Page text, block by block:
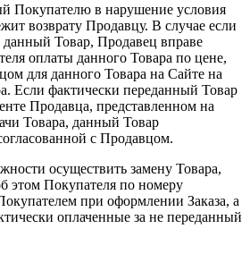
Покупателю в нарушение условия
возврату Продавцу. В случае если
Товар, Продавец вправе
оплаты данного Товара по цене,
для данного Товара на Сайте на
Если фактически переданный Товар
Продавца, представленном на
Товара, данный Товар
с Продавцом.
осуществить замену Товара,
этом Покупателя по номеру
при оформлении Заказа, а
оплаченные за не переданный